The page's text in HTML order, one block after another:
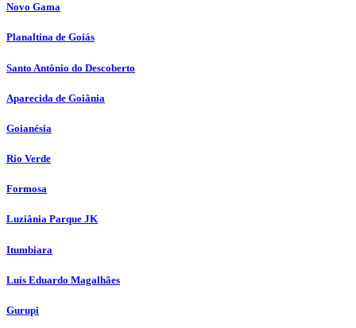
Novo Gama
Planaltina de Goiás
Santo Antônio do Descoberto
Aparecida de Goiânia
Goianésia
Rio Verde
Formosa
Luziânia Parque JK
Itumbiara
Luís Eduardo Magalhães
Gurupi